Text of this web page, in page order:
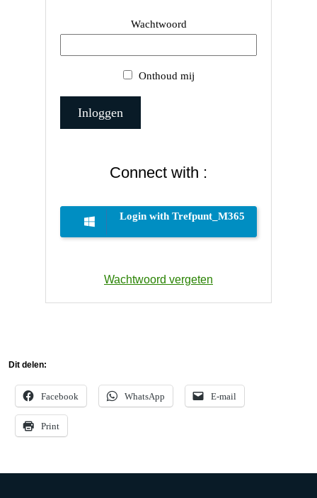
Wachtwoord
Onthoud mij
Connect with :
Login with Trefpunt_M365
Wachtwoord vergeten
Dit delen:
Facebook WhatsApp E-mail
Print